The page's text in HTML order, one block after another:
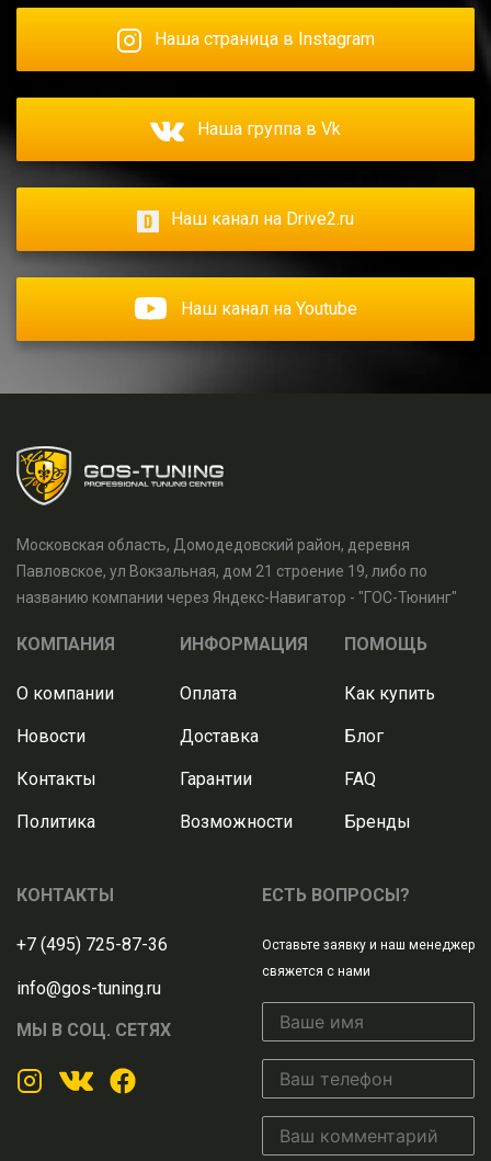
Наша страница в Instagram
Наша группа в Vk
Наш канал на Drive2.ru
Наш канал на Youtube
Московская область, Домодедовский район, деревня
Павловское, ул Вокзальная, дом 21 строение 19, либо по
названию компании через Яндекс-Навигатор - "ГОС-Тюнинг"
КОМПАНИЯ
О компании
Новости
Контакты
Политика
ИНФОРМАЦИЯ
Оплата
Доставка
Гарантии
Возможности
ПОМОЩЬ
Как купить
Блог
FAQ
Бренды
КОНТАКТЫ
+7 (495) 725-87-36
info@gos-tuning.ru
МЫ В СОЦ. СЕТЯХ
ЕСТЬ ВОПРОСЫ?
Оставьте заявку и наш менеджер
свяжется с нами